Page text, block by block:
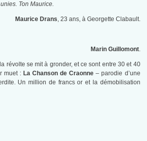
Ton Maurice.
Maurice Drans, 23 ans, à Georgette Clabault.
Marin Guillomont.
révolte se mit à gronder, et ce sont entre 30 et 40
muet : La Chanson de Craonne – parodie d’une
Un million de francs or et la démobilisation